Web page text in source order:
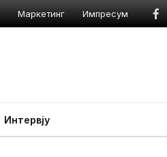
Маркетинг Импресум
Интервју